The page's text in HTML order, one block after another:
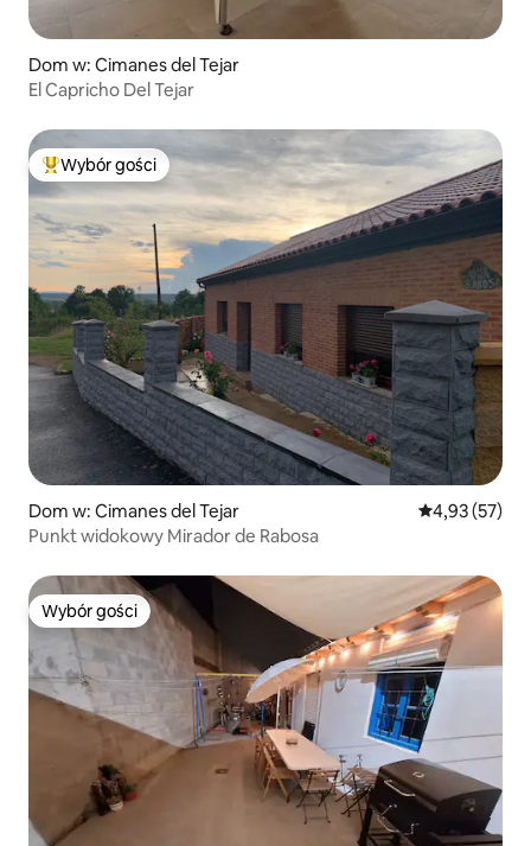
Dom w: Cimanes del Tejar
El Capricho Del Tejar
Najpopularniejsze z kategorii Wybór gości
Wybór gości
Dom w: Cimanes del Tejar Średnia
4,93 (57)
Punkt widokowy Mirador de Rabosa
Wybór gości
Wybór gości